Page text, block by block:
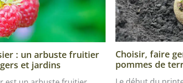
: un arbuste fruitier
et jardins
Choisir, faire
pommes de